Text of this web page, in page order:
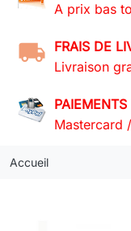
A prix bas
FRAIS DE
Livraison
Mastercard
Accueil